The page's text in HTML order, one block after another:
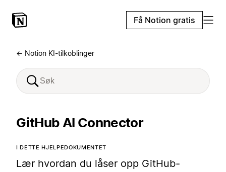
Få Notion gratis
← Notion KI-tilkoblinger
GitHub AI Connector
I DETTE HJELPEDOKUMENTET
Lær hvordan du låser opp GitHub-